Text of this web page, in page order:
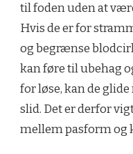
til foden uden at
Hvis de er for
og begrænse
kan føre til ubehag
for løse, kan de
slid. Det er derfor
mellem pasform og